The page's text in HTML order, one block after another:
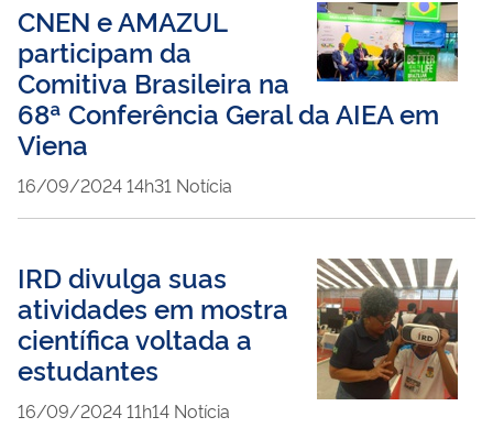
CNEN e AMAZUL
participam da
Comitiva Brasileira na
68ª Conferência Geral da AIEA em
Viena
publicado
16/09/202414h31 Notícia
IRD divulga suas
atividades em mostra
científica voltada a
estudantes
publicado
16/09/202411h14 Notícia